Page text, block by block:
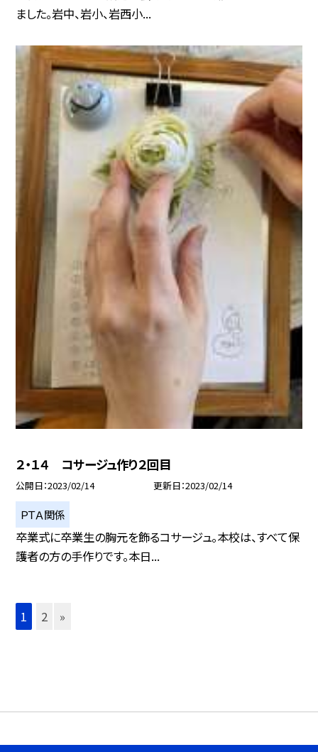
ました。岩中、岩小、岩西小...
２・１４ コサージュ作り２回目
公開日 2023/02/14 更新日 2023/02/14
ＰＴＡ関係
卒業式に卒業生の胸元を飾るコサージュ。本校は、すべて保
護者の方の手作りです。本日...
1 2 »